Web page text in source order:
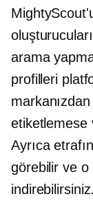
arama
profilleri
etiketlemese
Ayrıca
görebilir ve o
indirebilirsiniz.